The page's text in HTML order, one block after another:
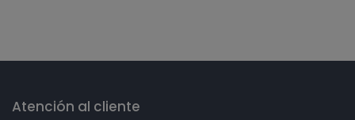
Atención al cliente